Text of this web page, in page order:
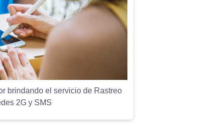
brindando el servicio de Rastreo
2G y SMS